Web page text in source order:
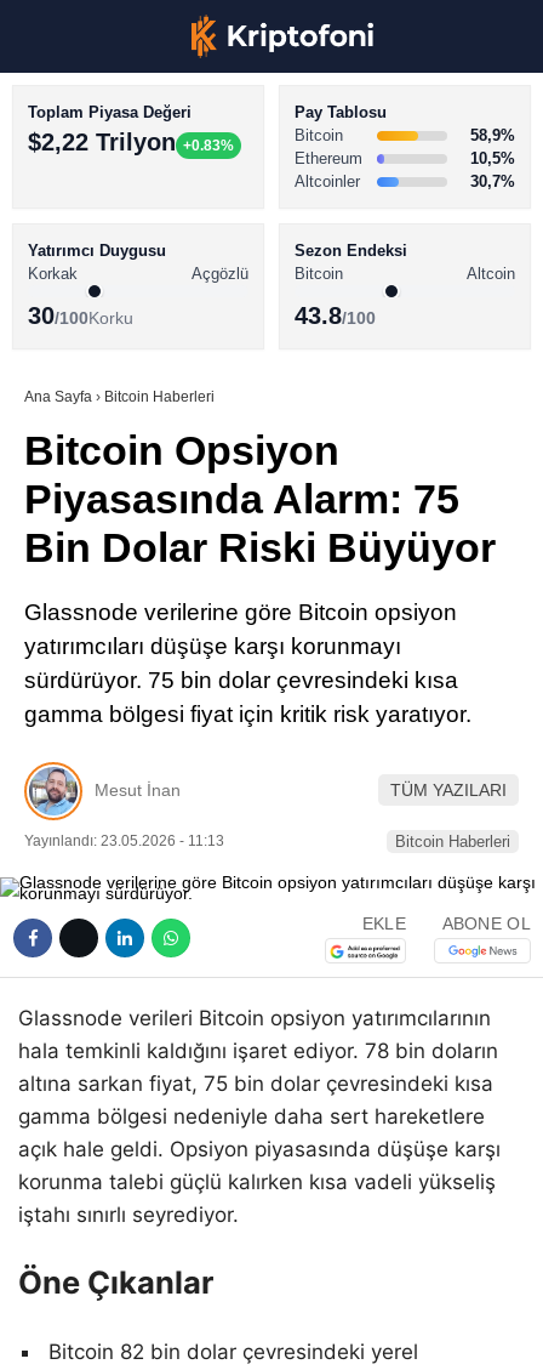
TikTok
Pinterest
LinkedIn
Telegram
BİTCOİN HABERLERİ
ALTCOİN HABERLERİ
SÖZLÜK
Toplam Piyasa Değeri
$2,22 Trilyon +0.83%
Pay Tablosu
Bitcoin
58,9%
Ethereum
10,5%
Altcoinler
30,7%
Yatırımcı Duygusu
Korkak
Açgözlü
30/100Korku
Sezon Endeksi
Bitcoin
Altcoin
43.8/100
Ana Sayfa › Bitcoin Haberleri
Bitcoin Opsiyon
Piyasasında Alarm: 75
Bin Dolar Riski Büyüyor
Glassnode verilerine göre Bitcoin opsiyon
yatırımcıları düşüşe karşı korunmayı
sürdürüyor. 75 bin dolar çevresindeki kısa
gamma bölgesi fiyat için kritik risk yaratıyor.
Mesut İnan TÜM YAZILARI
Yayınlandı: 23.05.2026 - 11:13 Bitcoin Haberleri
EKLE ABONE OL
Glassnode verileri Bitcoin opsiyon yatırımcılarının
hala temkinli kaldığını işaret ediyor. 78 bin doların
altına sarkan fiyat, 75 bin dolar çevresindeki kısa
gamma bölgesi nedeniyle daha sert hareketlere
açık hale geldi. Opsiyon piyasasında düşüşe karşı
korunma talebi güçlü kalırken kısa vadeli yükseliş
iştahı sınırlı seyrediyor.
Öne Çıkanlar
Bitcoin 82 bin dolar çevresindeki yerel